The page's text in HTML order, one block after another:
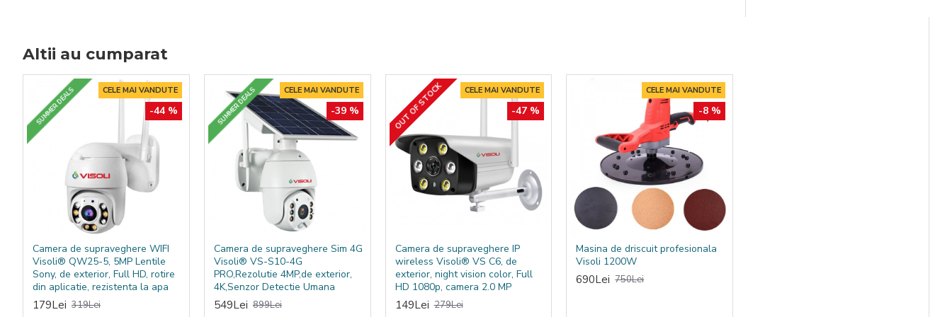
Date tehnice
Brand Visoli
Model 52AH
Tip produs Mașină de măturat industrială
Funcționare
Lățime de lucru
Eficiență de lucru
Colector
Motor
Altii au cumparat
CELE MAI VANDUTE
SUMMER DEALS -44 %
Camera de supraveghere WIFI
Visoli® QW25-5, 5MP Lentile
Sony, de exterior, Full HD, rotire
din aplicatie, rezistenta la apa
179Lei 319Lei
CELE MAI VANDUTE
SUMMER DEALS -39 %
Camera de supraveghere Sim 4G
Visoli® VS-S10-4G
PRO,Rezolutie 4MP,de exterior,
4K,Senzor Detectie Umana
549Lei 899Lei
CELE MAI VANDUTE
-47 %
OUT OF STOCK
Camera de supraveghere IP
wireless Visoli® VS C6, de
exterior, night vision color, Full
HD 1080p, camera 2.0 MP
149Lei 279Lei
CELE MAI VANDUTE
-8 %
Masina de driscuit profesionala
Visoli 1200W
690Lei 750Lei